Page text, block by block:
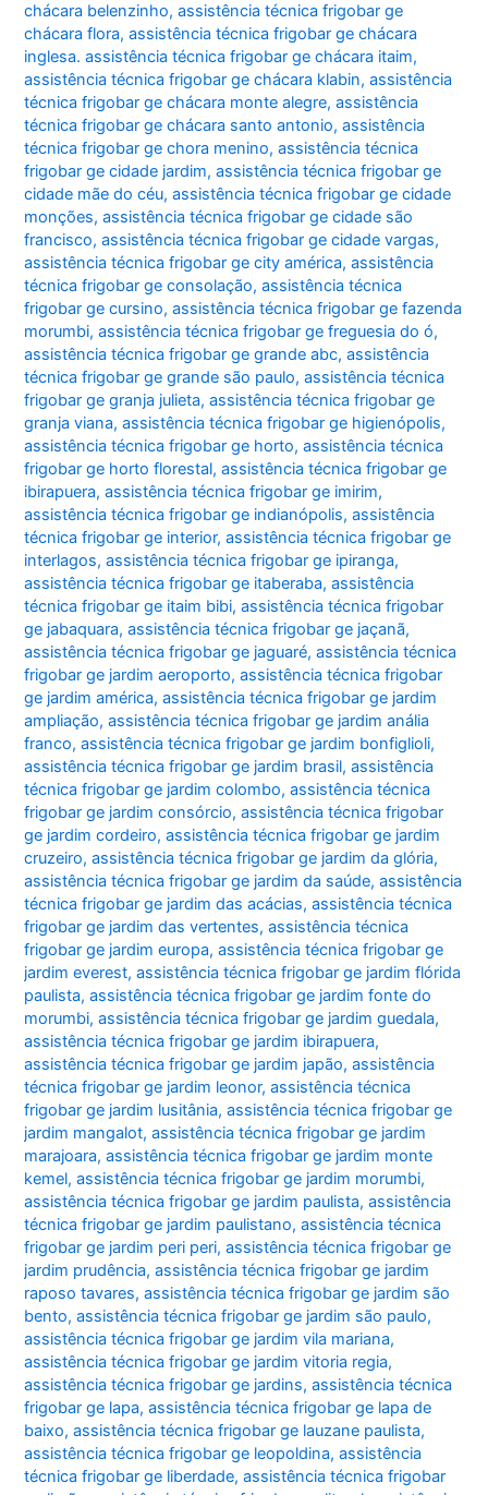
chácara belenzinho,assistência técnica frigobar ge
chácara flora,assistência técnica frigobar ge chácara
inglesa. assistência técnica frigobar ge chácara itaim,
assistência técnica frigobar ge chácara klabin,assistência
técnica frigobar ge chácara monte alegre,assistência
técnica frigobar ge chácara santo antonio,assistência
técnica frigobar ge chora menino,assistência técnica
frigobar ge cidade jardim,assistência técnica frigobar ge
cidade mãe do céu,assistência técnica frigobar ge cidade
monções,assistência técnica frigobar ge cidade são
francisco,assistência técnica frigobar ge cidade vargas,
assistência técnica frigobar ge city américa,assistência
técnica frigobar ge consolação,assistência técnica
frigobar ge cursino,assistência técnica frigobar ge fazenda
morumbi,assistência técnica frigobar ge freguesia do ó,
assistência técnica frigobar ge grande abc,assistência
técnica frigobar ge grande são paulo,assistência técnica
frigobar ge granja julieta,assistência técnica frigobar ge
granja viana,assistência técnica frigobar ge higienópolis,
assistência técnica frigobar ge horto,assistência técnica
frigobar ge horto florestal,assistência técnica frigobar ge
ibirapuera,assistência técnica frigobar ge imirim,
assistência técnica frigobar ge indianópolis,assistência
técnica frigobar ge interior,assistência técnica frigobar ge
interlagos,assistência técnica frigobar ge ipiranga,
assistência técnica frigobar ge itaberaba,assistência
técnica frigobar ge itaim bibi,assistência técnica frigobar
ge jabaquara,assistência técnica frigobar ge jaçanã,
assistência técnica frigobar ge jaguaré,assistência técnica
frigobar ge jardim aeroporto,assistência técnica frigobar
ge jardim américa,assistência técnica frigobar ge jardim
ampliação,assistência técnica frigobar ge jardim anália
franco,assistência técnica frigobar ge jardim bonfiglioli,
assistência técnica frigobar ge jardim brasil,assistência
técnica frigobar ge jardim colombo,assistência técnica
frigobar ge jardim consórcio,assistência técnica frigobar
ge jardim cordeiro,assistência técnica frigobar ge jardim
cruzeiro,assistência técnica frigobar ge jardim da glória,
assistência técnica frigobar ge jardim da saúde,assistência
técnica frigobar ge jardim das acácias,assistência técnica
frigobar ge jardim das vertentes,assistência técnica
frigobar ge jardim europa,assistência técnica frigobar ge
jardim everest,assistência técnica frigobar ge jardim flórida
paulista,assistência técnica frigobar ge jardim fonte do
morumbi,assistência técnica frigobar ge jardim guedala,
assistência técnica frigobar ge jardim ibirapuera,
assistência técnica frigobar ge jardim japão,assistência
técnica frigobar ge jardim leonor,assistência técnica
frigobar ge jardim lusitânia,assistência técnica frigobar ge
jardim mangalot,assistência técnica frigobar ge jardim
marajoara,assistência técnica frigobar ge jardim monte
kemel,assistência técnica frigobar ge jardim morumbi,
assistência técnica frigobar ge jardim paulista,assistência
técnica frigobar ge jardim paulistano,assistência técnica
frigobar ge jardim peri peri,assistência técnica frigobar ge
jardim prudência,assistência técnica frigobar ge jardim
raposo tavares,assistência técnica frigobar ge jardim são
bento,assistência técnica frigobar ge jardim são paulo,
assistência técnica frigobar ge jardim vila mariana,
assistência técnica frigobar ge jardim vitoria regia,
assistência técnica frigobar ge jardins,assistência técnica
frigobar ge lapa,assistência técnica frigobar ge lapa de
baixo,assistência técnica frigobar ge lauzane paulista,
assistência técnica frigobar ge leopoldina,assistência
técnica frigobar ge liberdade,assistência técnica frigobar